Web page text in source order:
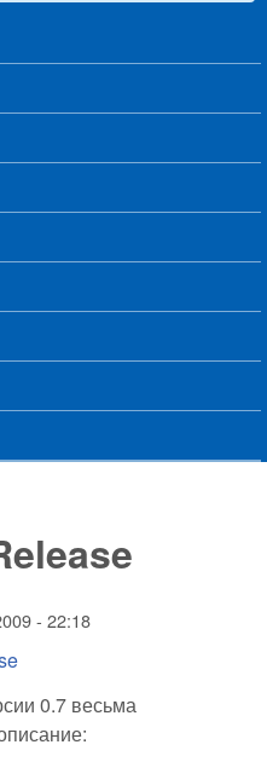
- 22:18
0.7 весьма